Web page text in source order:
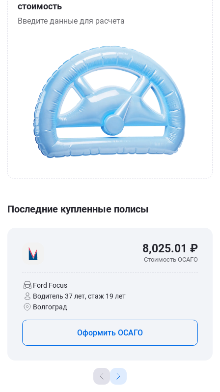
стоимость
Введите данные для расчета
Последние купленные полисы
8,025.01 ₽
Стоимость ОСАГО
Ford Focus
Водитель 37 лет, стаж 19 лет
Волгоград
Оформить ОСАГО